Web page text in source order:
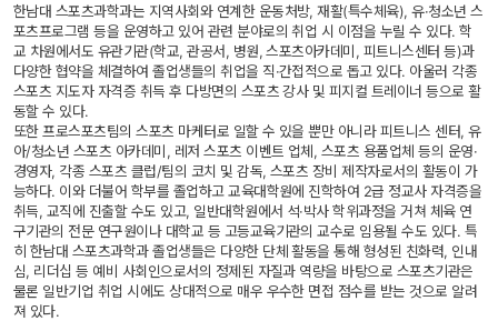
한남대 스포츠과학과는 지역사회와 연계한 운동처방, 재활(특수체육), 유·청소년 스
포츠프로그램 등을 운영하고 있어 관련 분야로의 취업 시 이점을 누릴 수 있다. 학
교 차원에서도 유관기관(학교, 관공서, 병원, 스포츠아카데미, 피트니스센터 등)과
다양한 협약을 체결하여 졸업생들의 취업을 직·간접적으로 돕고 있다. 아울러 각종
스포츠 지도자 자격증 취득 후 다방면의 스포츠 강사 및 피지컬 트레이너 등으로 활
동할 수 있다.
또한 프로스포츠팀의 스포츠 마케터로 일할 수 있을 뿐만 아니라 피트니스 센터, 유
아/청소년 스포츠 아카데미, 레저 스포츠 이벤트 업체, 스포츠 용품업체 등의 운영·
경영자, 각종 스포츠 클럽/팀의 코치 및 감독, 스포츠 장비 제작자로서의 활동이 가
능하다. 이와 더불어 학부를 졸업하고 교육대학원에 진학하여 2급 정교사 자격증을
취득, 교직에 진출할 수도 있고, 일반대학원에서 석·박사 학위과정을 거쳐 체육 연
구기관의 전문 연구원이나 대학교 등 고등교육기관의 교수로 임용될 수도 있다. 특
히 한남대 스포츠과학과 졸업생들은 다양한 단체 활동을 통해 형성된 친화력, 인내
심, 리더십 등 예비 사회인으로서의 정제된 자질과 역량을 바탕으로 스포츠기관은
물론 일반기업 취업 시에도 상대적으로 매우 우수한 면접 점수를 받는 것으로 알려
져 있다.